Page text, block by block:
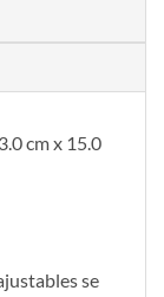
cm x 15.0
se